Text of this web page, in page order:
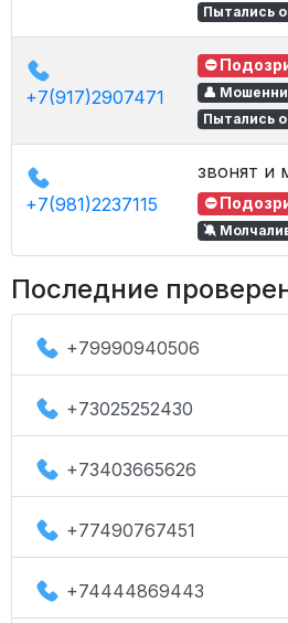
Пытались
+7(917)2907471
⛔
👤
Пытались
+7(981)2237115
звонят и
⛔
🔕
Последние
+79990940506
+73025252430
+73403665626
+77490767451
+74444869443